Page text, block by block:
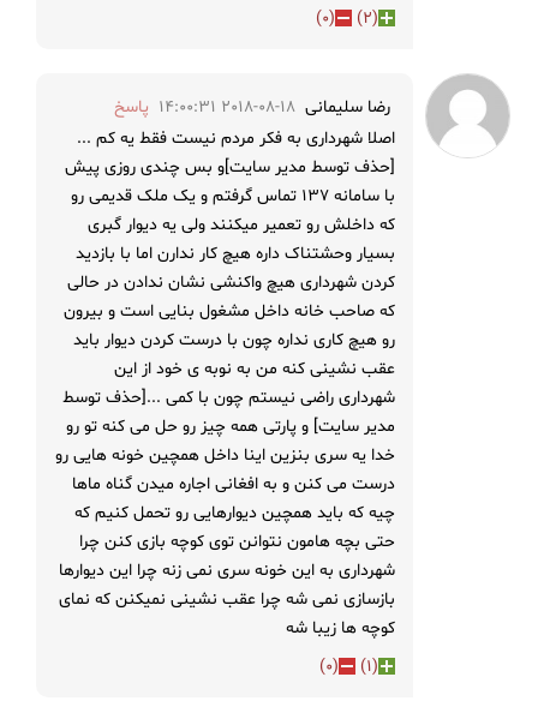
(
2
)
(
0
)
رضا سلیمانی 2018-08-18 14:00:31
پاسخ
اصلا شهرداری به فکر مردم نیست فقط یه کم ...
[حذف توسط مدیر سایت]و بس چندی روزی پیش
با سامانه ۱۳۷ تماس گرفتم و یک ملک قدیمی رو
که داخلش رو تعمیر میکنند ولی یه دیوار گبری
بسیار وحشتناک داره هیچ کار ندارن اما با بازدید
کردن شهرداری هیچ واکنشی نشان ندادن در حالی
که صاحب خانه داخل مشغول بنایی است و بیرون
رو هیچ کاری نداره چون با درست کردن دیوار باید
عقب نشینی کنه من به نوبه ی خود از این
شهرداری راضی نیستم چون با کمی ...[حذف توسط
مدیر سایت] و پارتی همه چیز رو حل می کنه تو رو
خدا یه سری بنزین اینا داخل همچین خونه هایی رو
درست می کنن و به افغانی اجاره میدن گناه ماها
چیه که باید همچین دیوارهایی رو تحمل کنیم که
حتی بچه هامون نتوانن توی کوچه بازی کنن چرا
شهرداری به این خونه سری نمی زنه چرا این دیوارها
بازسازی نمی شه چرا عقب نشینی نمیکنن که نمای
کوچه ها زیبا شه
(
1
)
(
0
)